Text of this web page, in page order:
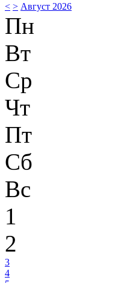
< > Август 2026
Пн
Вт
Ср
Чт
Пт
Сб
Вс
1
2
3
4